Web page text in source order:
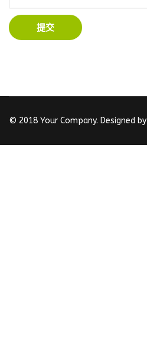
提交
© 2018 Your Company. Designed by